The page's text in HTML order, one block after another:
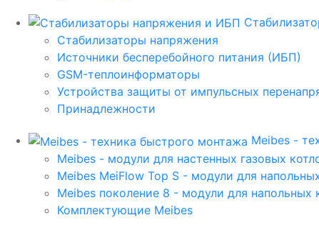
Стабилизаторы напряжения
Источники бесперебойного питания (ИБП)
GSM-теплоинформаторы
Устройства защиты от импульсных
Принадлежности
Meibes -
Meibes - модули для настенных газовых
Meibes MeiFlow Top S - модули для
Meibes поколение 8 - модули для напольных
Комплектующие Meibes